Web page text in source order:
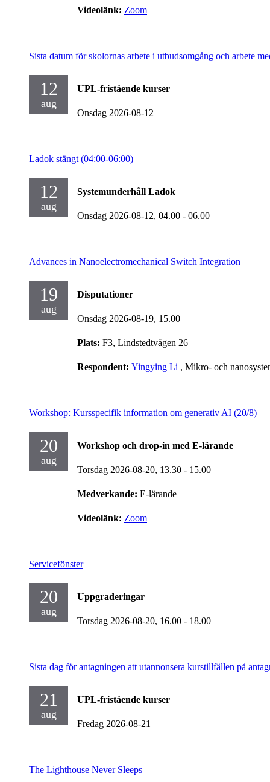
Videolänk: Zoom
Sista datum för skolornas arbete i utbudsomgång och arbete
12
aug
UPL-fristående kurser
Onsdag 2026-08-12
Ladok stängt (04:00-06:00)
12
aug
Systemunderhåll Ladok
Onsdag 2026-08-12, 04.00 - 06.00
Advances in Nanoelectromechanical Switch Integration
19
aug
Disputationer
Onsdag 2026-08-19, 15.00
Plats: F3, Lindstedtvägen 26
Respondent: Yingying Li , Mikro- och
Workshop: Kursspecifik information om generativ AI (20/8)
20
aug
Workshop och drop-in med E-lärande
Torsdag 2026-08-20, 13.30 - 15.00
Medverkande: E-lärande
Videolänk: Zoom
Servicefönster
20
aug
Uppgraderingar
Torsdag 2026-08-20, 16.00 - 18.00
Sista dag för antagningen att utannonsera kurstillfällen på
21
aug
UPL-fristående kurser
Fredag 2026-08-21
The Lighthouse Never Sleeps